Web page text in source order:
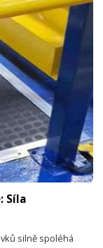
Síla
silně spoléhá